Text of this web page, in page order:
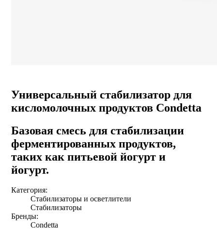
Универсальный стабилизатор для
кисломолочных продуктов Condetta
Базовая смесь для стабилизации
ферментированных продуктов,
таких как питьевой йогурт и
йогурт.
Категория:
Cтабилизаторы и осветлители
Стабилизаторы
Бренды:
Condetta